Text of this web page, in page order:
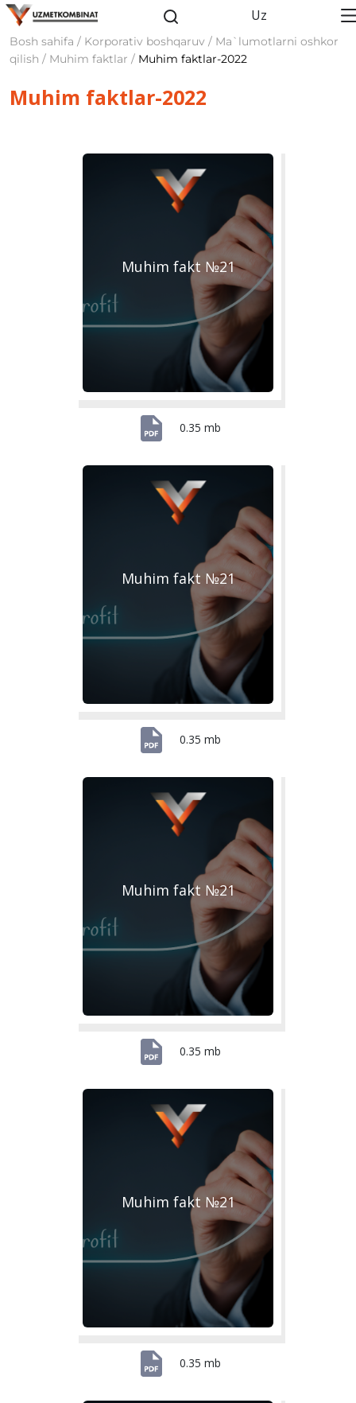
Uz
Bosh sahifa / Korporativ boshqaruv / Ma`lumotlarni oshkor
qilish / Muhim faktlar / Muhim faktlar-2022
Muhim faktlar-2022
Muhim fakt №21
0.35 mb
Muhim fakt №21
0.35 mb
Muhim fakt №21
0.35 mb
Muhim fakt №21
0.35 mb